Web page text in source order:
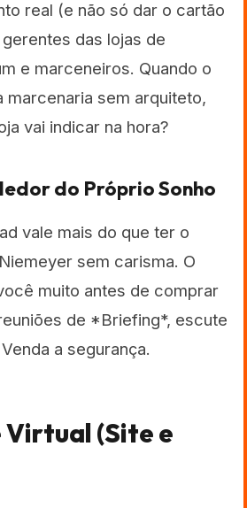
real (e não só dar o cartão
das lojas de
e marceneiros. Quando o
marcenaria sem arquiteto,
vai indicar na hora?
do Próprio Sonho
vale mais do que ter o
sem carisma. O
muito antes de comprar
de *Briefing*, escute
a segurança.
Virtual (Site e